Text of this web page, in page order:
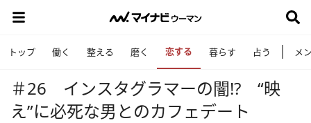
トップ 働く 整える 磨く 恋する 暮らす 占う メ
＃26 インスタグラマーの闇!? “映
え”に必死な男とのカフェデート